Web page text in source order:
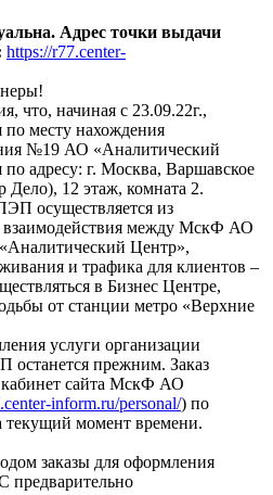
Адрес точки выдачи
https://r77.center-
что, начиная с 23.09.22г.,
месту нахождения
№19 АО «Аналитический
адресу: г. Москва, Варшавское
Дело), 12 этаж, комната 2.
осуществляется из
взаимодействия между МскФ АО
Центр»,
и трафика для клиентов –
в Бизнес Центре,
от станции метро «Верхние
услуги организации
прежним. Заказ
кабинет сайта МскФ АО
inform.ru/personal/) по
момент времени.
заказы для оформления
предварительно